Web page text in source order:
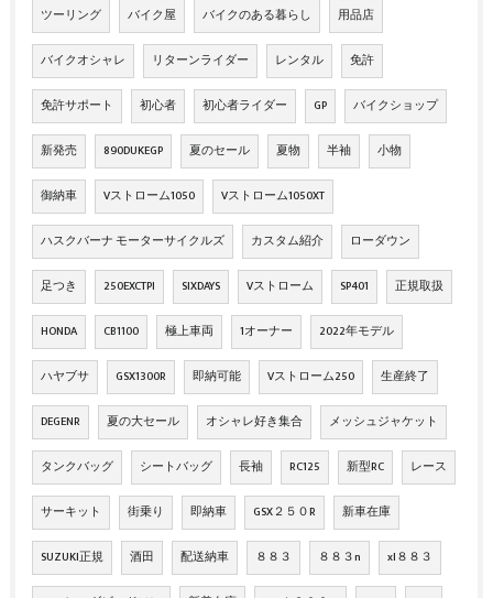
ツーリング バイク屋 バイクのある暮らし 用品店
バイクオシャレ リターンライダー レンタル 免許
免許サポート 初心者 初心者ライダー GP バイクショップ
新発売 890DUKEGP 夏のセール 夏物 半袖 小物
御納車 Vストローム1050 Vストローム1050XT
ハスクバーナ モーターサイクルズ カスタム紹介 ローダウン
足つき 250EXCTPI SIXDAYS Vストローム SP401 正規取扱
HONDA CB1100 極上車両 1オーナー 2022年モデル
ハヤブサ GSX1300R 即納可能 Vストローム250 生産終了
DEGENR 夏の大セール オシャレ好き集合 メッシュジャケット
タンクバッグ シートバッグ 長袖 RC125 新型RC レース
サーキット 街乗り 即納車 GSX２５０R 新車在庫
SUZUKI正規 酒田 配送納車 ８８３ ８８３n xl８８３